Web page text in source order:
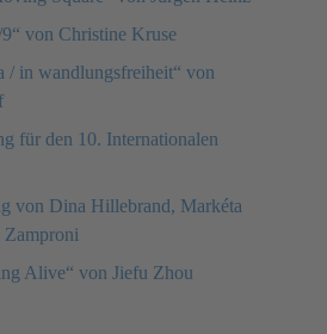
von Christine Kruse
/ in wandlungsfreiheit“ von
für den 10. Internationalen
von Dina Hillebrand, Markéta
Alive“ von Jiefu Zhou